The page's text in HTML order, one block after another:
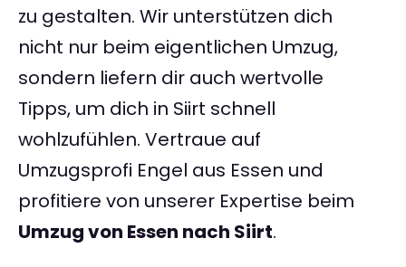
zu gestalten. Wir unterstützen dich
nicht nur beim eigentlichen Umzug,
sondern liefern dir auch wertvolle
Tipps, um dich in Siirt schnell
wohlzufühlen. Vertraue auf
Umzugsprofi Engel aus Essen und
profitiere von unserer Expertise beim
Umzug von Essen nach Siirt.